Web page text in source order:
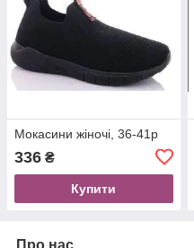
Мокасини жіночі, 36-41р
336 ₴
Купити
Про нас